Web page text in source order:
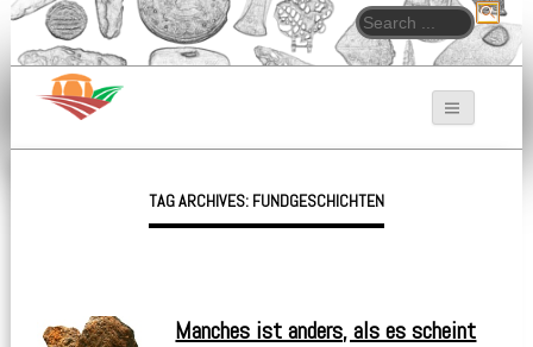
Bodendenkmalpfleger.de
Search for:
TAG ARCHIVES: FUNDGESCHICHTEN
Manches ist anders, als es scheint